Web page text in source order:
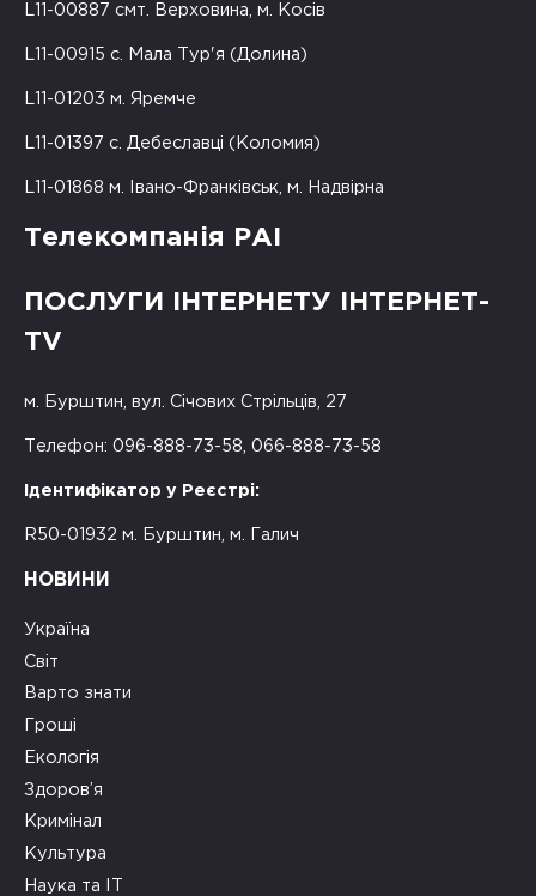
L11-00887 смт. Верховина, м. Косів
L11-00915 с. Мала Тур'я (Долина)
L11-01203 м. Яремче
L11-01397 с. Дебеславці (Коломия)
L11-01868 м. Івано-Франківськ, м. Надвірна
Телекомпанія РАІ
ПОСЛУГИ ІНТЕРНЕТУ ІНТЕРНЕТ-
TV
м. Бурштин, вул. Січових Стрільців, 27
Телефон: 096-888-73-58, 066-888-73-58
Ідентифікатор у Реєстрі:
R50-01932 м. Бурштин, м. Галич
НОВИНИ
Україна
Світ
Варто знати
Гроші
Екологія
Здоров’я
Кримінал
Культура
Наука та ІТ